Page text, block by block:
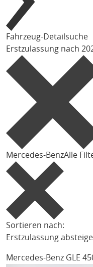
Fahrzeug-Detailsuche
Erstzulassung nach
Mercedes-BenzAlle
Sortieren nach:
Erstzulassung
Mercedes-Benz GLE